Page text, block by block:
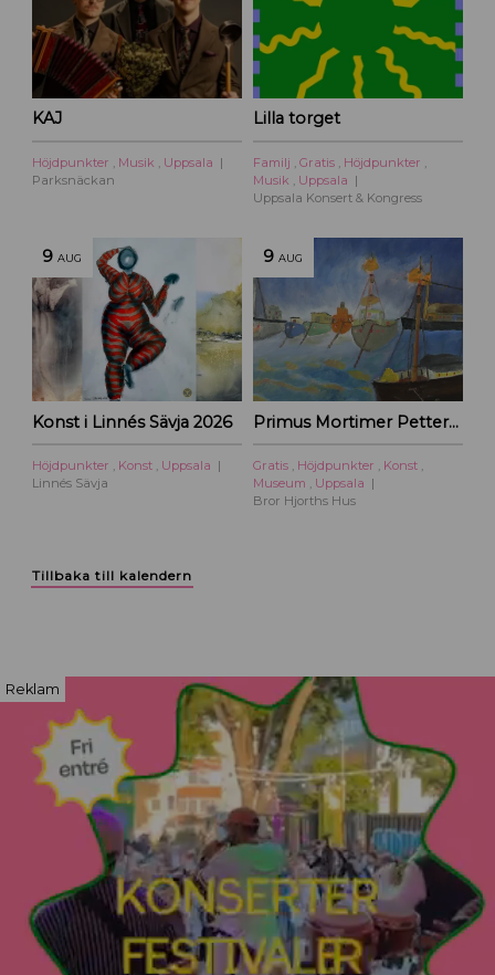
KAJ
Höjdpunkter Musik
Uppsala
Parksnäckan
Lilla torget
Familj Gratis Höjdpunkter
Musik
Uppsala
Uppsala Konsert & Kongress
9 AUG
Konst i Linnés Sävja 2026
Höjdpunkter , Konst , Uppsala
Linnés Sävja
9 AUG
Primus Mortimer Pettersson
Gratis , Höjdpunkter , Konst ,
Museum , Uppsala
Bror Hjorths Hus
Tillbaka till kalendern
Reklam